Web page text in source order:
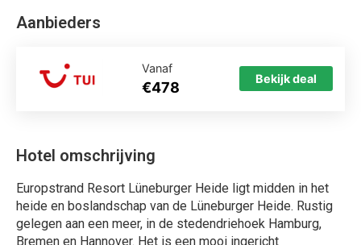
starten vanaf het resort. Op het park zijn veel leuke dingen
wellness, je hoeft je hier niet te vervelen. Elke avond is er
een DJ of er wordt een show gegeven. Plezier en
vermaak voor alle leeftijden.
Duitsland Eurostrand Resort Lüneburger Heide wordt
gemiddelde beoordeeld met een 8.9. Je vliegt direct op
Luneburger Heide naar de plaats Fintel, waar je allinclusive
hotel Eurostrand Resort Lüneburger Heide vindt. Het hotel
is perfect voor ouders met kinderen en beschikt over een
zwembad. Wij vergelijken de goedkoopste vakantie naar